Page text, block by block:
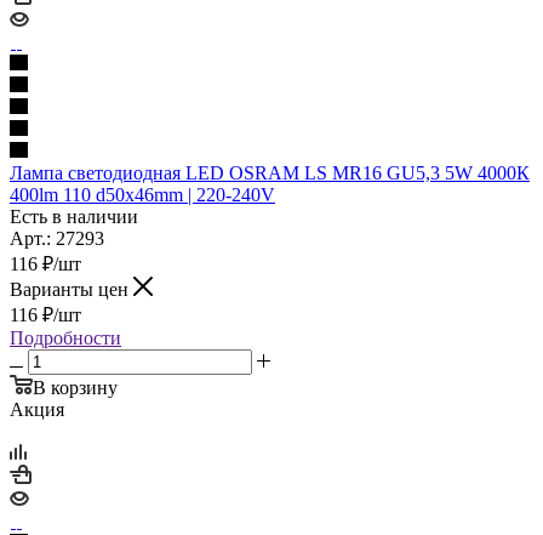
Лампа светодиодная LED OSRAM LS MR16 GU5,3 5W 4000К
400lm 110 d50x46mm | 220-240V
Есть в наличии
Арт.: 27293
116 ₽/шт
Варианты цен
116 ₽/шт
Подробности
В корзину
Акция